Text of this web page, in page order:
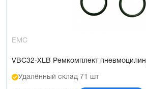
EMC
VBC32-XLB Ремкомплект
Удалённый склад 71 шт